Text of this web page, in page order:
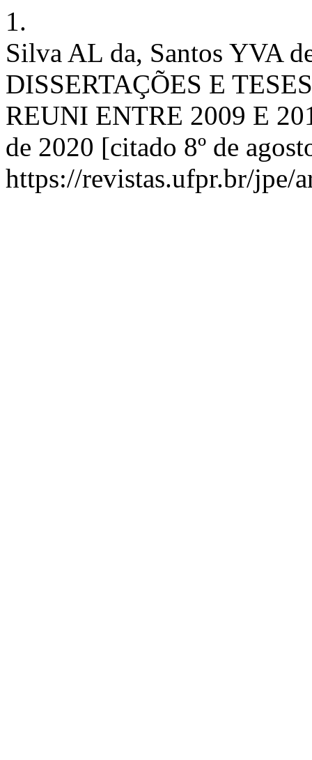
1.
Silva AL da, Santos YVA
DISSERTAÇÕES E
REUNI ENTRE 2009 E
de 2020 [citado 8º de
https://revistas.ufpr.br/jpe/